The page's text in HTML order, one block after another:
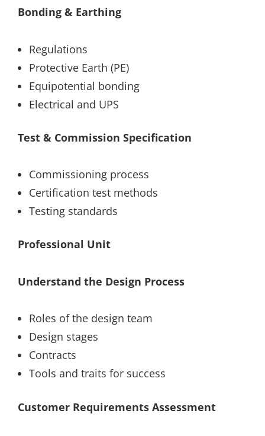
Bonding & Earthing
Regulations
Protective Earth (PE)
Equipotential bonding
Electrical and UPS
Test & Commission Specification
Commissioning process
Certification test methods
Testing standards
Professional Unit
Understand the Design Process
Roles of the design team
Design stages
Contracts
Tools and traits for success
Customer Requirements Assessment